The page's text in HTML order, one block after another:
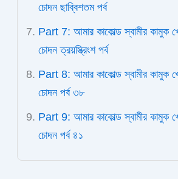
চোদন ছাব্বিশতম পর্ব
Part 7: আমার কাকোল্ড স্বামীর কামুক
চোদন ত্রয়স্ত্রিংশ পর্ব
Part 8: আমার কাকোল্ড স্বামীর কামুক
চোদন পর্ব ৩৮
Part 9: আমার কাকোল্ড স্বামীর কামুক
চোদন পর্ব ৪১